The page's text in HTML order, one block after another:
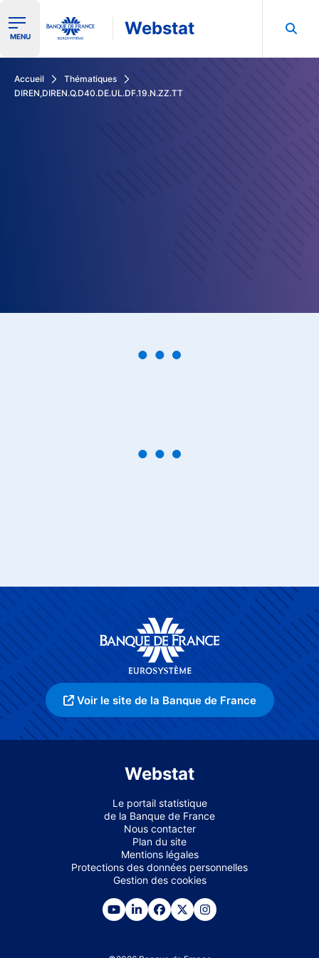
Ouvrir le menu de navigation
MENU Webstat
Accueil
Thématiques
DIREN,DIREN.Q.D40.DE.UL.DF.19.N.ZZ.TT
Voir le site de la Banque de France
Webstat
Le portail statistique
de la Banque de France
Nous contacter
Plan du site
Mentions légales
Protections des données personnelles
Gestion des cookies